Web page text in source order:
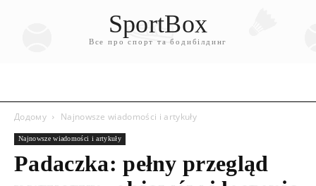
SportBox
Все про спорт та бодибілдинг
Додому Najnowsze wiadomości i artykuły
Najnowsze wiadomości i artykuły
Padaczka: pełny przegląd